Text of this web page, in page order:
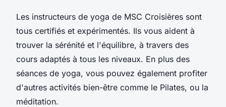
Les instructeurs de yoga de MSC Croisières sont
tous certifiés et expérimentés. Ils vous aident à
trouver la sérénité et l'équilibre, à travers des
cours adaptés à tous les niveaux. En plus des
séances de yoga, vous pouvez également profiter
d'autres activités bien-être comme le Pilates, ou la
méditation.